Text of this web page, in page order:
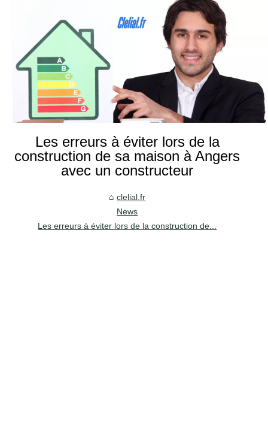
Les erreurs à éviter lors de la
construction de sa maison à Angers
avec un constructeur
clelial.fr
News
Les erreurs à éviter lors de la construction de...